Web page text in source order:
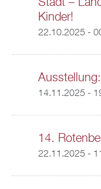
Stadt –
Kinder!
22.10.2025 -
14.11.2025 -
14.
22.11.2025 -